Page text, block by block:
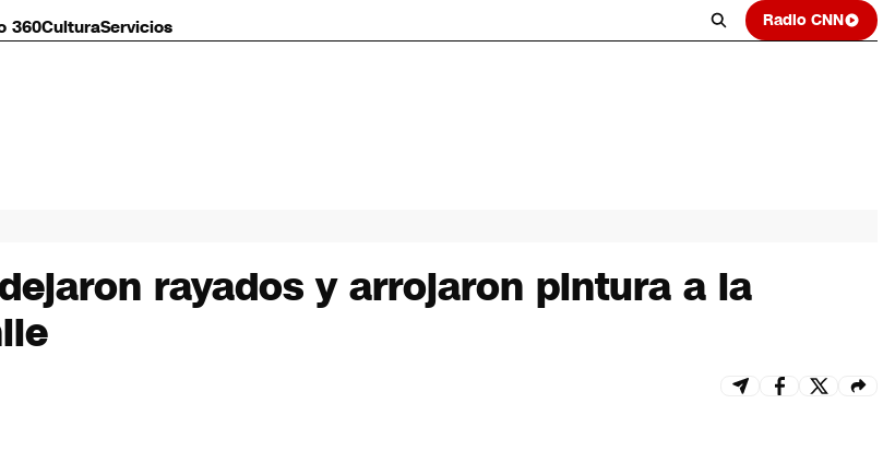
360CulturaServicios Radio CNN
rayados y arrojaron pintura a la